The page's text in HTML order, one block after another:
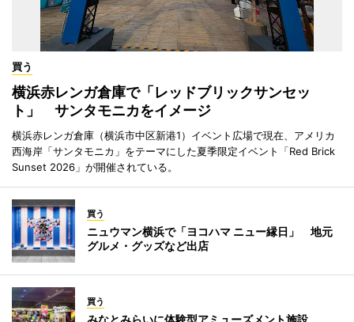
買う
横浜赤レンガ倉庫で「レッドブリックサンセッ
ト」 サンタモニカをイメージ
横浜赤レンガ倉庫（横浜市中区新港1）イベント広場で現在、アメリカ
西海岸「サンタモニカ」をテーマにした夏季限定イベント「Red Brick
Sunset 2026」が開催されている。
買う
ニュウマン横浜で「ヨコハマ ニュー縁日」 地元
グルメ・グッズなど出店
買う
みなとみらいに体験型アミューズメント施設